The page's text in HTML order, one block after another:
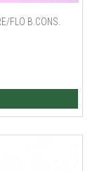
FLO B.CONS.